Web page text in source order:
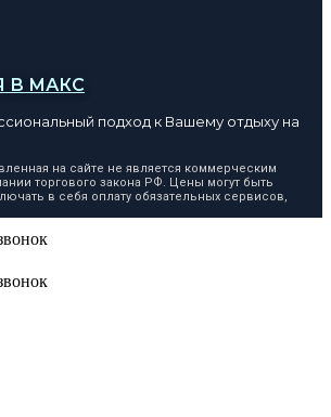
В МАКС
подход к Вашему отдыху на
на сайте не является коммерческим
торгового закона РФ. Цены могут быть
в себя оплату обязательных сервисов,